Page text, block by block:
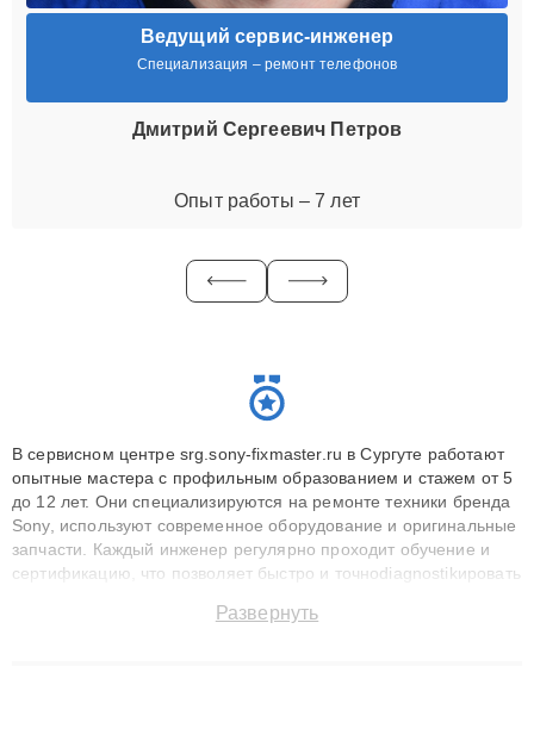
Ведущий сервис-инженер
Специализация – ремонт телефонов
Дмитрий Сергеевич Петров
Опыт работы – 7 лет
В сервисном центре srg.sony-fixmaster.ru в Сургуте работают
опытные мастера с профильным образованием и стажем от 5
до 12 лет. Они специализируются на ремонте техники бренда
Sony, используют современное оборудование и оригинальные
запчасти. Каждый инженер регулярно проходит обучение и
сертификацию, что позволяет быстро и точноdiagnostikировать
до 3 лет. Наши мастера решают сложные случаи: от замены
Развернуть